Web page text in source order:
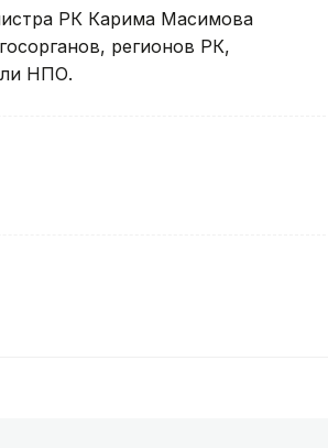
РК Карима Масимова
регионов РК,
НПО.